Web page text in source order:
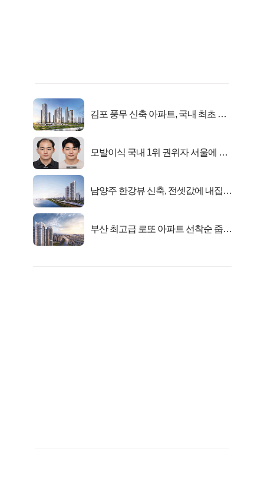
김포 풍무 신축 아파트, 국내 최초 반
모발이식 국내 1위 권위자 서울에 있
남양주 한강뷰 신축, 전셋값에 내집마
부산 최고급 로또 아파트 선착순 줍줍